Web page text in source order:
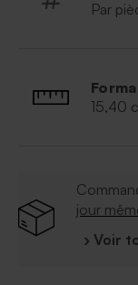
*Modèle livré non
Par
15,40
jour
› Voir